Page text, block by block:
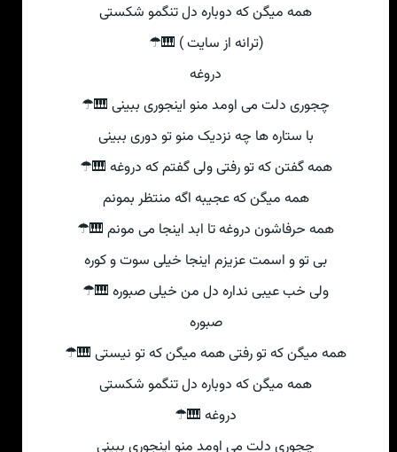
همه میگن که دوباره دل تنگمو شکستی
(ترانه از سایت ) 🎹☂
دروغه
چجوری دلت می اومد منو اینجوری ببینی 🎹☂
با ستاره ها چه نزدیک منو تو دوری ببینی
همه گفتن که تو رفتی ولی گفتم که دروغه 🎹☂
همه میگن که عجیبه اگه منتظر بمونم
همه حرفاشون دروغه تا ابد اینجا می مونم 🎹☂
بی تو و اسمت عزیزم اینجا خیلی سوت و کوره
ولی خب عیبی نداره دل من خیلی صبوره 🎹☂
صبوره
همه میگن که تو رفتی همه میگن که تو نیستی 🎹☂
همه میگن که دوباره دل تنگمو شکستی
دروغه 🎹☂
چجوری دلت می اومد منو اینجوری ببینی